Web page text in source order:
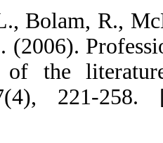
61. Stoll, L.,
Thomas, S.
A review of
change,